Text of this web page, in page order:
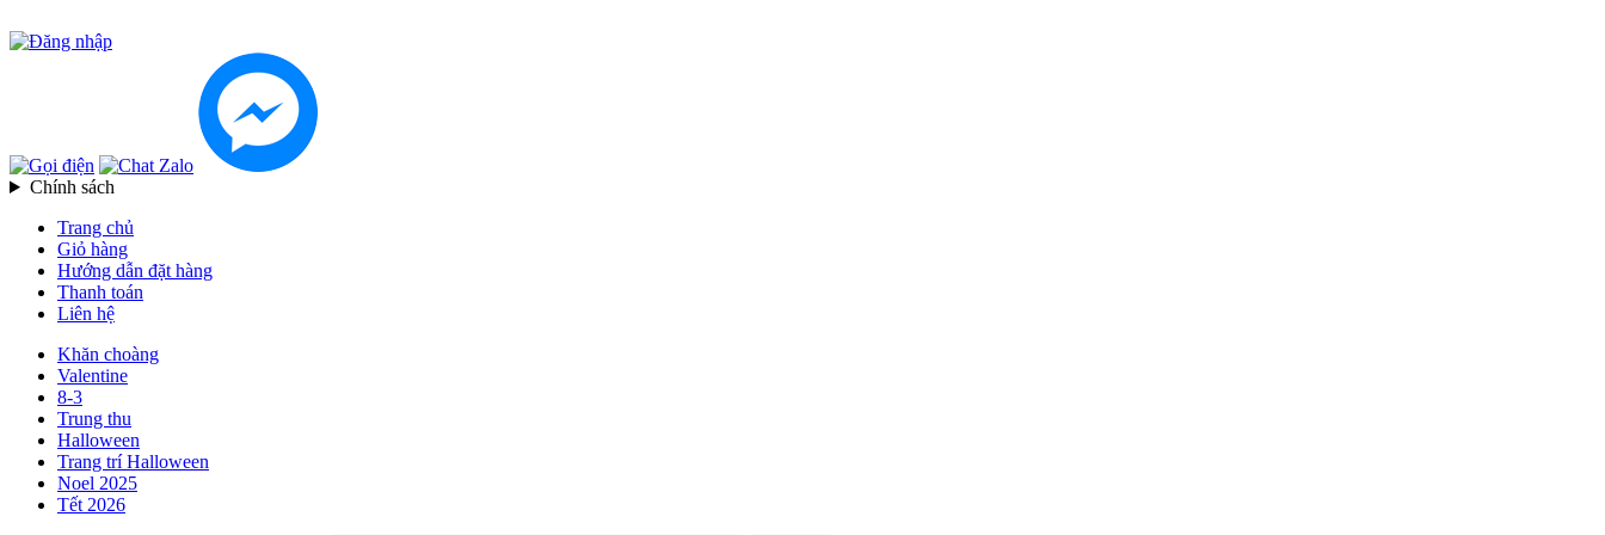
Chính sách
Trang chủ
Giỏ hàng
Hướng dẫn đặt hàng
Thanh toán
Liên hệ
Khăn choàng
Valentine
8-3
Trung thu
Halloween
Trang trí Halloween
Noel 2025
Tết 2026